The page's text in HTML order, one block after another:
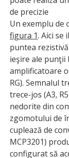
de precizie
Un exemplu de
figura 1. Aici se
puntea
ieşire ale punţii
amplificatoare
RG). Semnalul
trece-jos (A3,
nedorite din
zgomotului de
cuplează de
MCP3201)
configurat să